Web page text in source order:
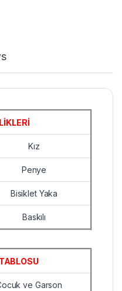
Kız
Penye
Bisiklet Yaka
Baskılı
ve Garson